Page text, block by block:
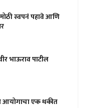
स्वपनं पहावे आणि
भाऊराव पाटील
आयोगाचा एक थकीत